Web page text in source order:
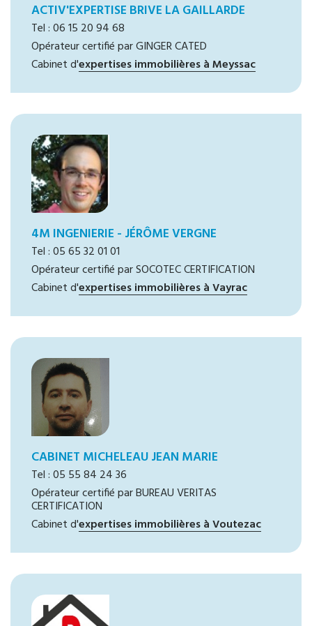
ACTIV'EXPERTISE BRIVE LA GAILLARDE
Tel : 06 15 20 94 68
Opérateur certifié par GINGER CATED
Cabinet d'expertises immobilières à Meyssac
4M INGENIERIE - JÉRÔME VERGNE
Tel : 05 65 32 01 01
Opérateur certifié par SOCOTEC CERTIFICATION
Cabinet d'expertises immobilières à Vayrac
CABINET MICHELEAU JEAN MARIE
Tel : 05 55 84 24 36
Opérateur certifié par BUREAU VERITAS
CERTIFICATION
Cabinet d'expertises immobilières à Voutezac